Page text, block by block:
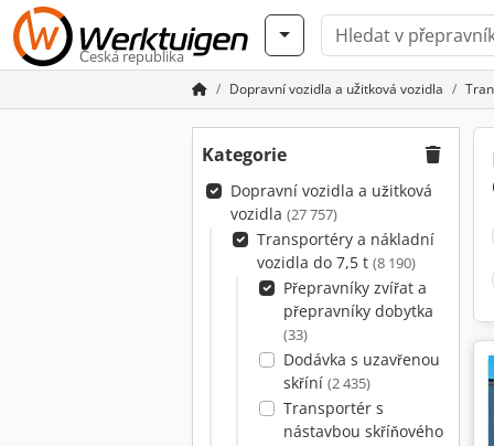
Česká republika
Dopravní vozidla a užitková vozidla
Kategorie
Dopravní vozidla a užitková
vozidla (27 757)
Transportéry a nákladní
vozidla do 7,5 t (8 190)
Přepravníky zvířat a
přepravníky dobytka
(33)
Dodávka s uzavřenou
skříní (2 435)
Transportér s
nástavbou skříňového